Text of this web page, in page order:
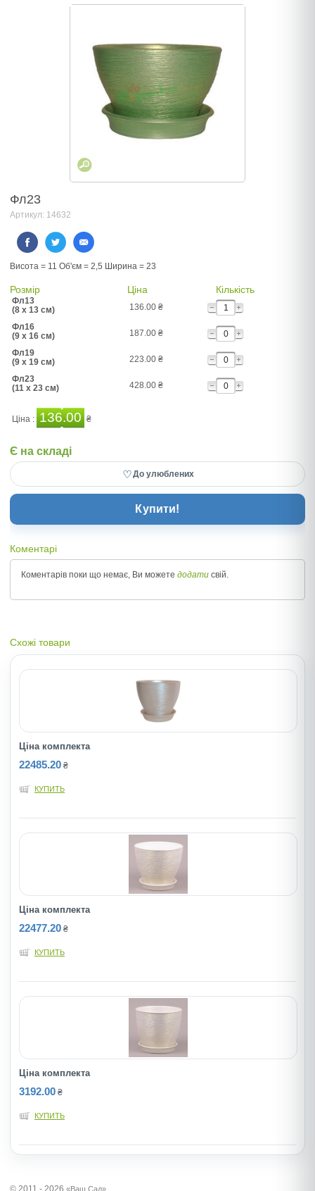
Фл23
Артикул: 14632
Висота = 11 Об'єм = 2,5 Ширина = 23
Розмір Ціна Кількість
Фл13
(8 x 13 см)
136.00 ₴
Фл16
(9 x 16 см)
187.00 ₴
Фл19
(9 x 19 см)
223.00 ₴
Фл23
(11 x 23 см)
428.00 ₴
Ціна : 136.00 ₴
Є на складі
♡До улюблених
Купити!
Коментарі
Коментарів поки що немає, Ви можете додати свій.
Схожі товари
Ціна комплекта
22485.20 ₴
КУПИТЬ
Ціна комплекта
22477.20 ₴
КУПИТЬ
Ціна комплекта
3192.00 ₴
КУПИТЬ
© 2011 - 2026 «Ваш Сад»